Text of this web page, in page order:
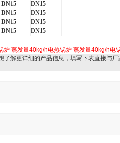
DN15
DN15
DN15
DN15
DN15
DN15
DN15 DN15
炉 蒸发量40kg/h电热锅炉 蒸发量40kg/h电
了解更详细的产品信息，填写下表直接与厂